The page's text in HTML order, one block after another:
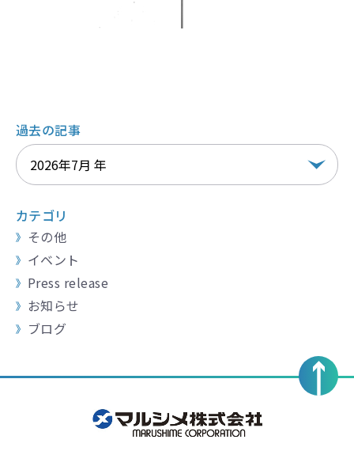
過去の記事
カテゴリ
その他
イベント
Press release
お知らせ
ブログ